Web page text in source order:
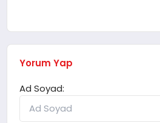
Yorum Yap
Ad Soyad: